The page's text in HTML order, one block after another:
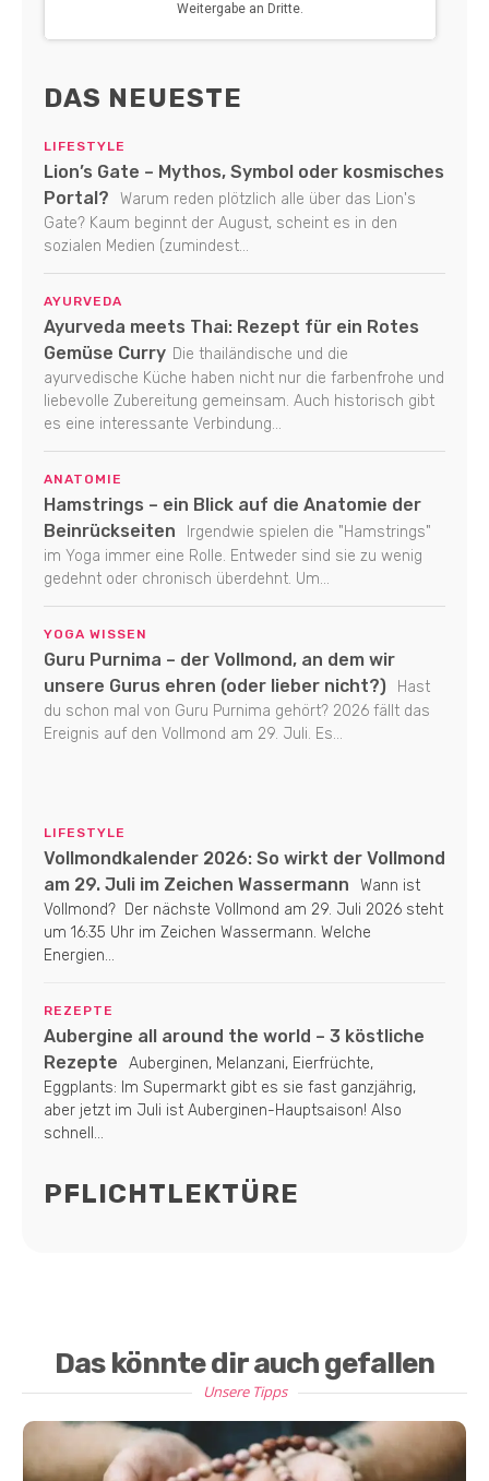
DAS NEUESTE
LIFESTYLE
Lion’s Gate – Mythos, Symbol oder kosmisches
Portal?
Warum reden plötzlich alle über das Lion's
Gate? Kaum beginnt der August, scheint es in den
sozialen Medien (zumindest...
AYURVEDA
Ayurveda meets Thai: Rezept für ein Rotes
Gemüse Curry Die thailändische und die
ayurvedische Küche haben nicht nur die farbenfrohe und
liebevolle Zubereitung gemeinsam. Auch historisch gibt
es eine interessante Verbindung...
ANATOMIE
Hamstrings – ein Blick auf die Anatomie der
Beinrückseiten
Irgendwie spielen die "Hamstrings"
im Yoga immer eine Rolle. Entweder sind sie zu wenig
gedehnt oder chronisch überdehnt. Um...
YOGA WISSEN
Guru Purnima – der Vollmond, an dem wir
unsere Gurus ehren (oder lieber nicht?)
Hast
du schon mal von Guru Purnima gehört? 2026 fällt das
Ereignis auf den Vollmond am 29. Juli. Es...
LIFESTYLE
Vollmondkalender 2026: So wirkt der Vollmond
am 29. Juli im Zeichen Wassermann
Wann ist
Vollmond? Der nächste Vollmond am 29. Juli 2026 steht
um 16:35 Uhr im Zeichen Wassermann. Welche
Energien...
REZEPTE
Aubergine all around the world – 3 köstliche
Rezepte
Auberginen, Melanzani, Eierfrüchte,
Eggplants: Im Supermarkt gibt es sie fast ganzjährig,
aber jetzt im Juli ist Auberginen-Hauptsaison! Also
schnell...
PFLICHTLEKTÜRE
Das könnte dir auch gefallen
Unsere Tipps